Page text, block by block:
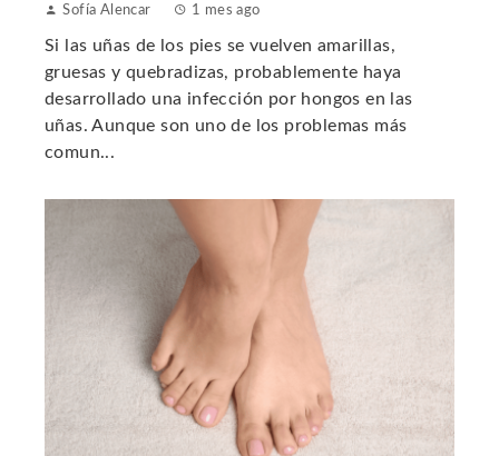
Sofía Alencar 1 mes ago
Si las uñas de los pies se vuelven amarillas,
gruesas y quebradizas, probablemente haya
desarrollado una infección por hongos en las
uñas. Aunque son uno de los problemas más
comun...